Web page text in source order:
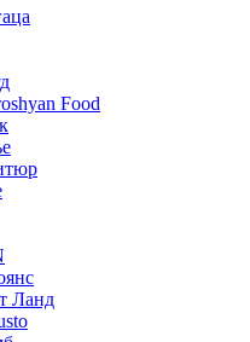
Food
Ланд